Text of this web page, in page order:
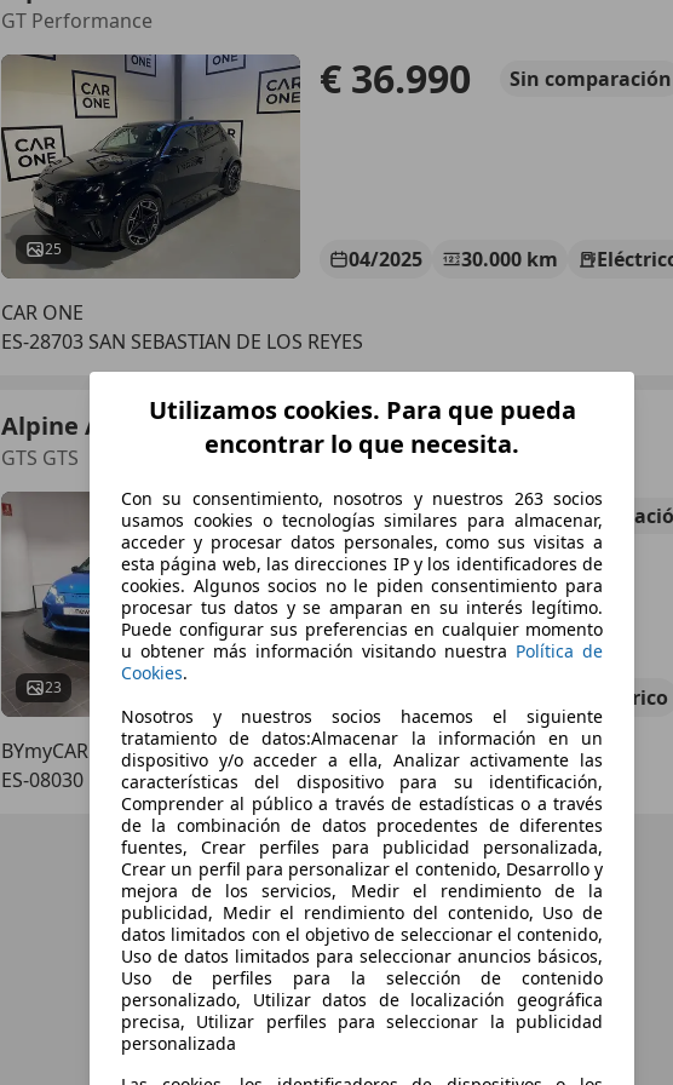
GT Performance
25
€ 36.990 Sin comparación
04/2025 30.000 km
CAR ONE
ES-28703 SAN SEBASTIAN DE LOS REYES
Alpine A290
GTS GTS
23
€ 39.9651 Sin
Eléctrico
BYmyCAR
ES-08030 BARCELONA
Utilizamos cookies. Para que pueda
encontrar lo que necesita.
Con su consentimiento, nosotros y nuestros 263 socios
usamos cookies o tecnologías similares para almacenar,
acceder y procesar datos personales, como sus visitas a
esta página web, las direcciones IP y los identificadores de
cookies. Algunos socios no le piden consentimiento para
procesar tus datos y se amparan en su interés legítimo.
Puede configurar sus preferencias en cualquier momento
u obtener más información visitando nuestra Política de
Cookies.
Nosotros y nuestros socios hacemos el siguiente
tratamiento de datos:Almacenar la información en un
dispositivo y/o acceder a ella, Analizar activamente las
características del dispositivo para su identificación,
Comprender al público a través de estadísticas o a través
de la combinación de datos procedentes de diferentes
fuentes, Crear perfiles para publicidad personalizada,
Crear un perfil para personalizar el contenido, Desarrollo y
mejora de los servicios, Medir el rendimiento de la
publicidad, Medir el rendimiento del contenido, Uso de
datos limitados con el objetivo de seleccionar el contenido,
Uso de datos limitados para seleccionar anuncios básicos,
Uso de perfiles para la selección de contenido
personalizado, Utilizar datos de localización geográfica
precisa, Utilizar perfiles para seleccionar la publicidad
personalizada